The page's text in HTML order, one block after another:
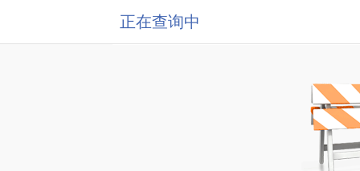
正在查询中